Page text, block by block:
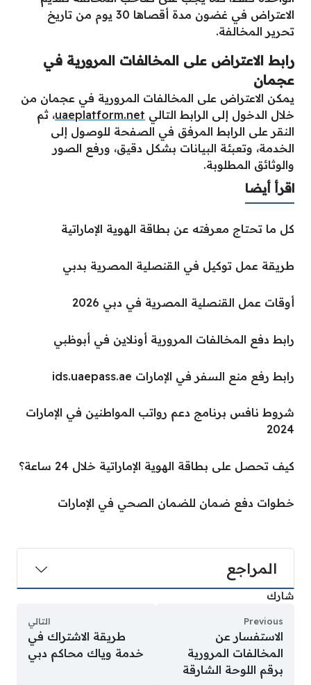
الاعتراض في غضون مدة أقصاها 30 يوم من تاريخ
تحرير المخالفة.
رابط الاعتراض على المخالفات المرورية في
عجمان
يمكن الاعتراض على المخالفات المرورية في عجمان من
خلال الدخول إلى الرابط التالي uaeplatform.net، ثم
النقر على الرابط المرفق في الصفحة للوصول إلى
الخدمة، وتعبئة البيانات بشكل دقيق، ورفع الصور
والوثائق المطلوبة.
اقرأ أيضا
كل ما تحتاج معرفته عن بطاقة الهوية الإماراتية
طريقة عمل توكيل في القنصلية المصرية بدبي
أوقات عمل القنصلية المصرية في دبي 2026
رابط دفع المخالفات المرورية أونلاين في أبوظبي
رابط رفع منع السفر في الإمارات ids.uaepass.ae
شروط نافس برنامج دعم رواتب المواطنين في الإمارات
2024
كيف تحصل على بطاقة الهوية الإماراتية خلال 24 ساعة؟
خطوات دفع ضمان للضمان الصحي في الإمارات
المراجع
شارك
Previous
الاستفسار عن
المخالفات المرورية
برقم اللوحة الشارقة
التالي
طريقة الاشتراك في
خدمة وياك محاكم دبي